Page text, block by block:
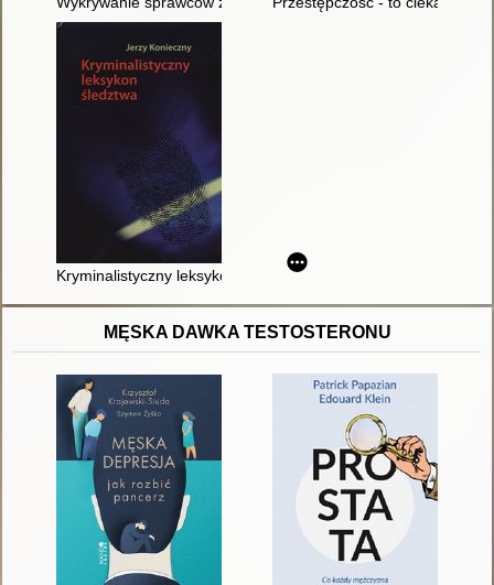
Kryminalistyczny leksykon śledztwa
MĘSKA DAWKA TESTOSTERONU